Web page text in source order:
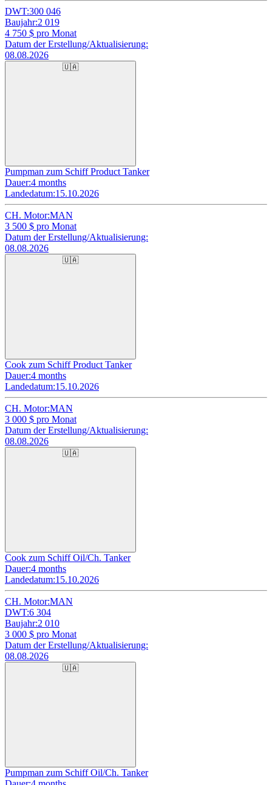
DWT:300 046
Baujahr:2 019
4 750 $ pro Monat
Datum der Erstellung/Aktualisierung:
08.08.2026
🇺🇦
Pumpman zum Schiff Product Tanker
Dauer:4 months
Landedatum:15.10.2026
CH. Motor:MAN
3 500 $ pro Monat
Datum der Erstellung/Aktualisierung:
08.08.2026
🇺🇦
Cook zum Schiff Product Tanker
Dauer:4 months
Landedatum:15.10.2026
CH. Motor:MAN
3 000 $ pro Monat
Datum der Erstellung/Aktualisierung:
08.08.2026
🇺🇦
Cook zum Schiff Oil/Ch. Tanker
Dauer:4 months
Landedatum:15.10.2026
CH. Motor:MAN
DWT:6 304
Baujahr:2 010
3 000 $ pro Monat
Datum der Erstellung/Aktualisierung:
08.08.2026
🇺🇦
Pumpman zum Schiff Oil/Ch. Tanker